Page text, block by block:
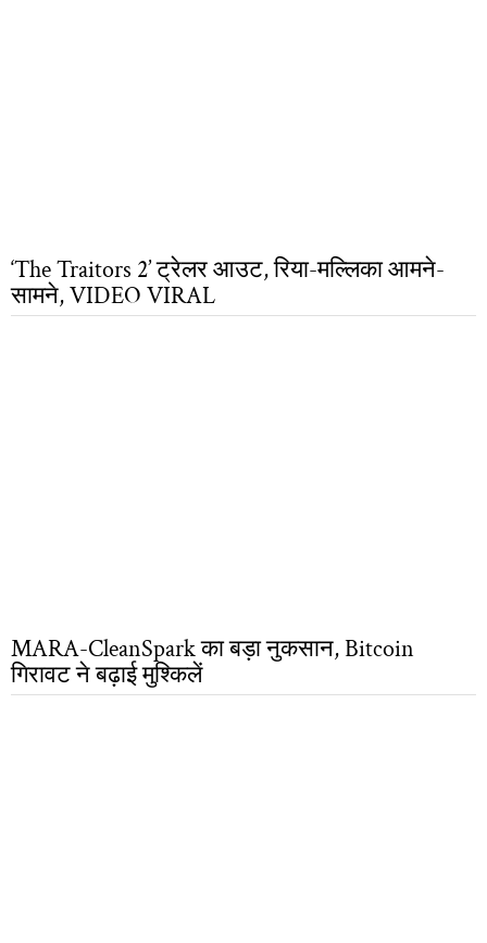
‘The Traitors 2’ ट्रेलर आउट, रिया-मल्लिका आमने-
सामने, VIDEO VIRAL
MARA-CleanSpark का बड़ा नुकसान, Bitcoin
गिरावट ने बढ़ाई मुश्किलें